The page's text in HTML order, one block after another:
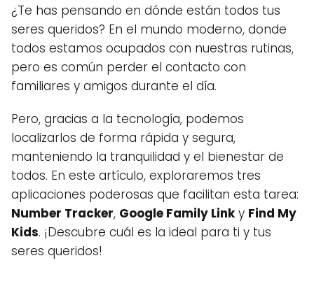
¿Te has pensando en dónde están todos tus
seres queridos? En el mundo moderno, donde
todos estamos ocupados con nuestras rutinas,
pero es común perder el contacto con
familiares y amigos durante el día.
Pero, gracias a la tecnología, podemos
localizarlos de forma rápida y segura,
manteniendo la tranquilidad y el bienestar de
todos. En este artículo, exploraremos tres
aplicaciones poderosas que facilitan esta tarea:
Number Tracker, Google Family Linky Find My
Kids. ¡Descubre cuál es la ideal para ti y tus
seres queridos!